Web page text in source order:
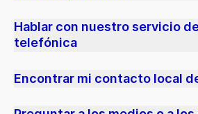
Hablar con nuestro servicio
telefónica
Encontrar mi contacto local